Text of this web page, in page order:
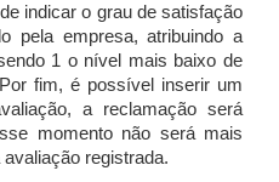
indicar o grau de satisfação
pela empresa, atribuindo a
1 o nível mais baixo de
fim, é possível inserir um
a reclamação será
momento não será mais
registrada.